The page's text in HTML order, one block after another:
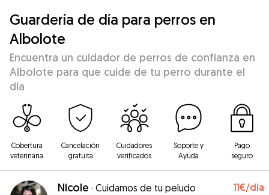
Guardería de día para perros en
Albolote
Encuentra un cuidador de perros de confianza en
Albolote para que cuide de tu perro durante el
día
Cobertura
veterinaria
Cancelación
gratuita
Cuidadores
verificados
Soporte y
Ayuda
Pago
seguro
Nicole · Cuidamos de tu peludo
11€/día